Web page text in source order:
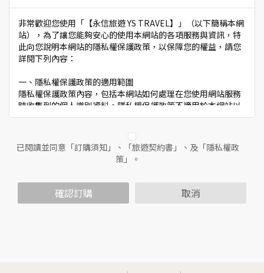
非常歡迎您使用「【永信旅遊 YS TRAVEL】」（以下簡稱本網
站），為了讓您能夠安心的使用本網站的各項服務與資訊，特
此向您說明本網站的隱私權保護政策，以保障您的權益，請您
詳閱下列內容：
一、隱私權保護政策的適用範圍
隱私權保護政策內容，包括本網站如何處理在您使用網站服務
時收集到的個人識別資料。隱私權保護政策不適用於本網站以
外的相關連結網站，也不適用於非本網站所委託或參與管理的
二、個人資料的蒐集、處理及利用方式
當您造訪本網站或使用本網站所提供之功能服務時，我們將視
範圍內處理及利用您的個人資料；非經您書面同意，本網站不
會將個人資料用於其他用途。
已閱讀並同意「訂購須知」、「旅遊契約書」、及「隱私權政
策」。
確認訂購 取消